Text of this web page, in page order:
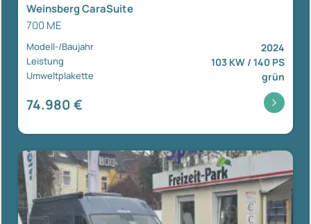
Weinsberg CaraSuite
700 ME
Modell-/Baujahr 2024
Leistung 103 KW / 140 PS
Umweltplakette grün
74.980 €